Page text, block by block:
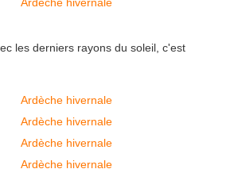
les derniers rayons du soleil, c'est